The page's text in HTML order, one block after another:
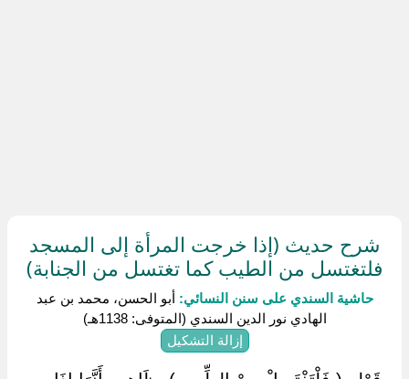
شرح حديث (إذا خرجت المرأة إلى المسجد
فلتغتسل من الطيب كما تغتسل من الجنابة)
حاشية السندي على سنن النسائي: أبو الحسن، محمد بن عبد
الهادي نور الدين السندي (المتوفى: 1138هـ)
إزالة التشكيل